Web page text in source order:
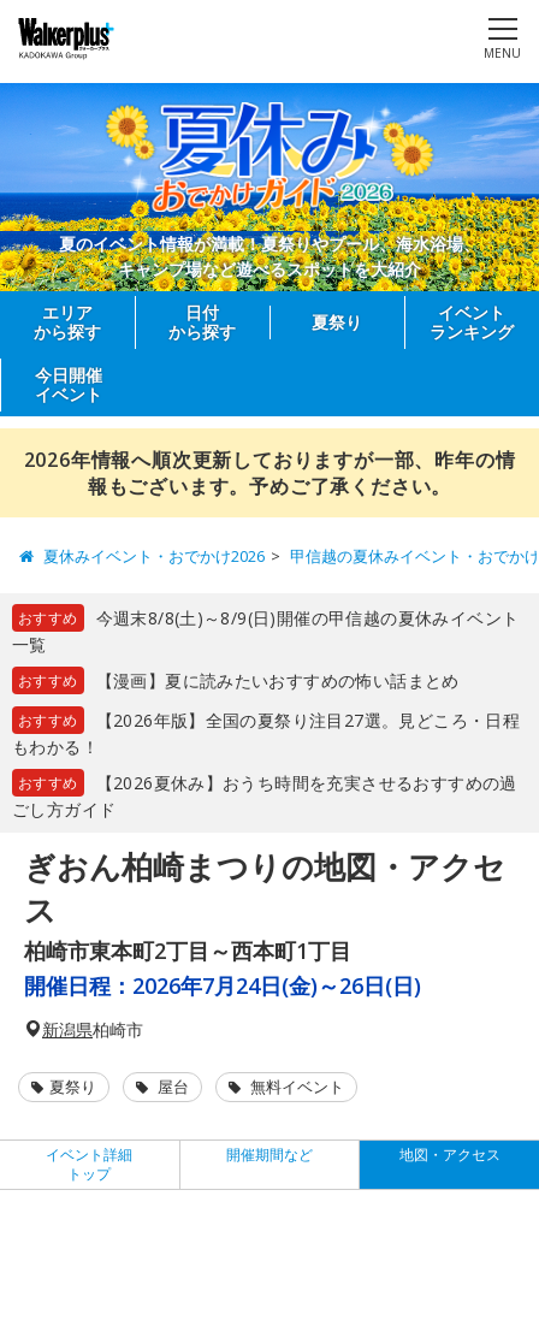
MENU
夏のイベント情報が満載！夏祭りやプール、海水浴場、
キャンプ場など遊べるスポットを大紹介
エリア
から探す
日付
から探す
夏祭り
イベント
ランキング
今日開催
イベント
2026年情報へ順次更新しておりますが一部、昨年の情
報もございます。予めご了承ください。
夏休みイベント・おでかけ2026 甲信越の夏休みイベント・おでか
おすすめ
今週末8/8(土)～8/9(日)開催の甲信越の夏休みイベント
一覧
おすすめ 【漫画】夏に読みたいおすすめの怖い話まとめ
おすすめ
【2026年版】全国の夏祭り注目27選。見どころ・日程
もわかる！
おすすめ
【2026夏休み】おうち時間を充実させるおすすめの過
ごし方ガイド
ぎおん柏崎まつりの地図・アクセ
ス
柏崎市東本町2丁目～西本町1丁目
開催日程： 2026年7月24日(金)～26日(日)
新潟県柏崎市
夏祭り 屋台 無料イベント
イベント詳細
トップ
開催期間など 地図・アクセス